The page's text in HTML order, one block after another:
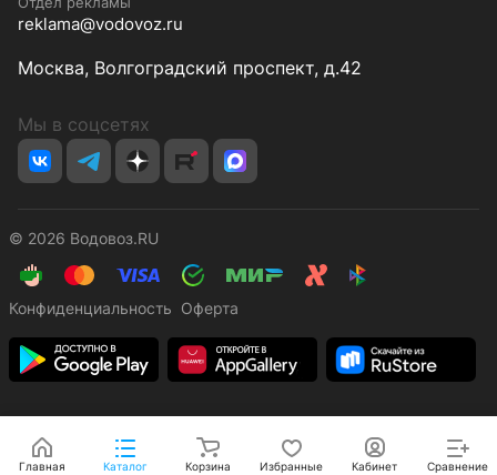
reklama@vodovoz.ru
Москва, Волгоградский проспект, д.42
Мы в соцсетях
© 2026 Водовоз.RU
Конфиденциальность Оферта
Главная Каталог Корзина Избранные Кабинет Сравнение